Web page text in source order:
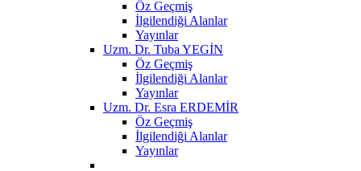
Öz Geçmiş
İlgilendiği Alanlar
Yayınlar
Uzm. Dr. Tuba YEGİN
Öz Geçmiş
İlgilendiği Alanlar
Yayınlar
Uzm. Dr. Esra ERDEMİR
Öz Geçmiş
İlgilendiği Alanlar
Yayınlar